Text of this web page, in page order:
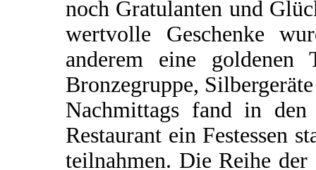
noch Gratulanten und
wertvolle Geschenke
anderem eine goldenen
Bronzegruppe,
Nachmittags fand in den
Restaurant ein Festessen
teilnahmen. Die Reihe